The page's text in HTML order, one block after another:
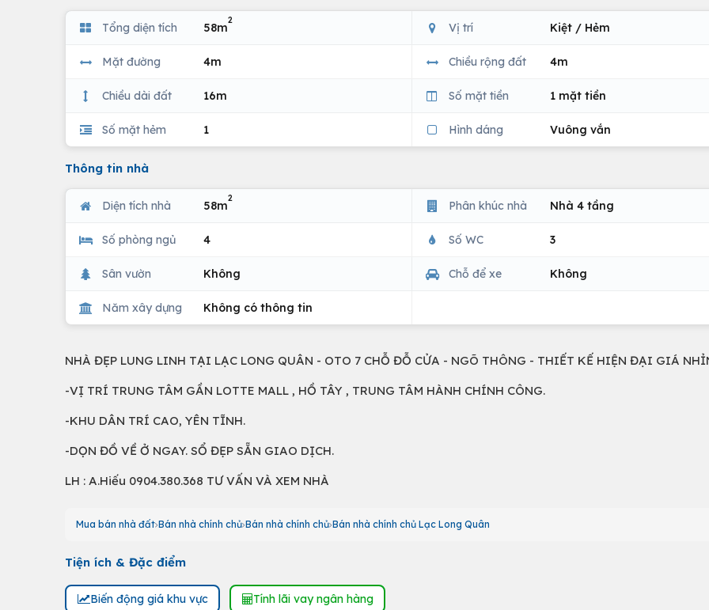
Tổng diện tích 58m
2
Vị trí Kiệt / Hẻm
Mặt đường 4m Chiều rộng đất 4m
Chiều dài đất 16m Số mặt tiền 1 mặt tiền
Số mặt hẻm 1 Hình dáng Vuông vắn
Thông tin nhà
Diện tích nhà 58m
2
Phân khúc nhà Nhà 4 tầng
Số phòng ngủ 4 Số WC 3
Sân vườn Không Chỗ để xe Không
Năm xây dựng Không có thông tin
NHÀ ĐẸP LUNG LINH TẠI LẠC LONG QUÂN - OTO 7 CHỖ ĐỖ CỬA - NGÕ THÔNG - THIẾT KẾ HIỆN ĐẠI GIÁ
-VỊ TRÍ TRUNG TÂM GẦN LOTTE MALL , HỒ TÂY , TRUNG TÂM HÀNH CHÍNH CÔNG.
-KHU DÂN TRÍ CAO, YÊN TĨNH.
-DỌN ĐỒ VỀ Ở NGAY. SỔ ĐẸP SẴN GIAO DỊCH.
LH : A.Hiếu 0904.380.368 TƯ VẤN VÀ XEM NHÀ
Mua bán nhà đất Bán nhà chính chủ Bán nhà chính chủ Bán nhà chính chủ Lạc Long Quân
Tiện ích & Đặc điểm
Biến động giá khu vực Tính lãi vay ngân hàng